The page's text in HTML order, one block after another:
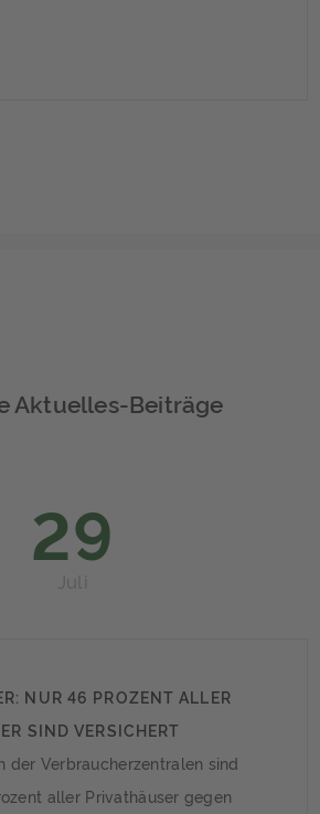
Aktuelles-Beiträge
29
Juli
NUR 46 PROZENT ALLER
SIND VERSICHERT
der Verbraucherzentralen sind
aller Privathäuser gegen